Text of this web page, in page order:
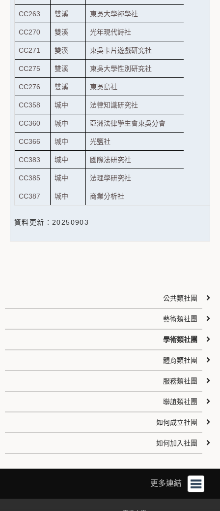
CC263 雙溪 東吳大學禪學社
CC270 雙溪 光年現代詩社
CC271 雙溪 東吳卡片遊戲研究社
CC275 雙溪 東吳大學性別研究社
CC276 雙溪 東吳島社
CC358 城中 法律知識研究社
CC360 城中 亞洲法律學生會東吳分會
CC366 城中 光鹽社
CC383 城中 國際法研究社
CC385 城中 法理學研究社
CC387 城中 商業分析社
資料更新：20250903
公共類社團
藝術類社團
學術類社團
體育類社團
服務類社團
聯誼類社團
如何成立社團
如何加入社團
更多連結